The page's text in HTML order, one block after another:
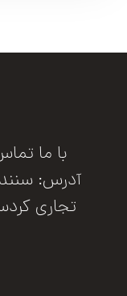
با ما تماس
آدرس:
تجاری